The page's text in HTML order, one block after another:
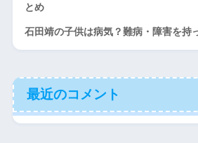
とめ
石田靖の子供は病気？難病・障害を持
最近のコメント